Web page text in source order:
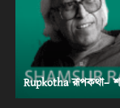
Rupkotha রূপকথা–